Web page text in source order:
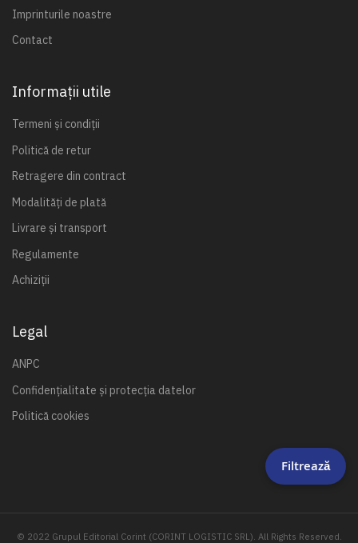
Imprinturile noastre
Contact
Informații utile
Termeni și condiții
Politică de retur
Retragere din contract
Modalități de plată
Livrare și transport
Regulamente
Achiziții
Legal
ANPC
Confidențialitate și protecția datelor
Politică cookies
© 2022 Grupul Editorial Corint (CORINT LOGISTIC SRL). All Rights Reserved.
Filtrează